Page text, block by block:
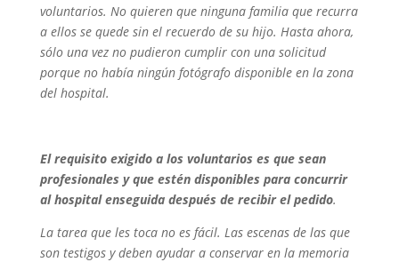
voluntarios. No quieren que ninguna familia que recurra
a ellos se quede sin el recuerdo de su hijo. Hasta ahora,
sólo una vez no pudieron cumplir con una solicitud
porque no había ningún fotógrafo disponible en la zona
del hospital.
El requisito exigido a los voluntarios es que sean
profesionales y que estén disponibles para concurrir
al hospital enseguida después de recibir el pedido.
La tarea que les toca no es fácil. Las escenas de las que
son testigos y deben ayudar a conservar en la memoria